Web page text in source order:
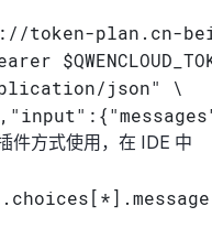
token-plan.cn-
json" \
件方式使用，在 IDE 中